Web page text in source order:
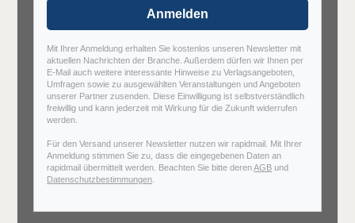
Anmelden
Mit Ihrer Anmeldung erhalten Sie kostenlos unseren Newsletter mit
aktuellen Nachrichten der Branche. Außerdem dürfen wir Ihnen per
E-Mail auch weitere interessante Hinweise zu Verlagsangeboten,
Umfragen sowie zu ausgewählten Veranstaltungen und Angeboten
unserer Partner zusenden. Diese Einwilligung ist selbstverständlich
freiwillig und kann jederzeit mit Wirkung für die Zukunft widerrufen
werden.
Für den Versand unserer Newsletter nutzen wir rapidmail. Mit Ihrer
Anmeldung stimmen Sie zu, dass die eingegebenen Daten an
rapidmail übermittelt werden. Beachten Sie bitte derenAGB und
Datenschutzbestimmungen